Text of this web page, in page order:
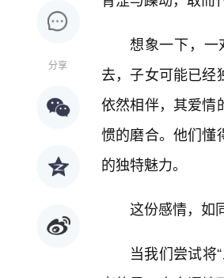
分享
想象一下，
去，子女可能已经
依然相伴，其爱情
惯的磨合。他们懂
的独特魅力。
这份感情，如
当我们尝试将